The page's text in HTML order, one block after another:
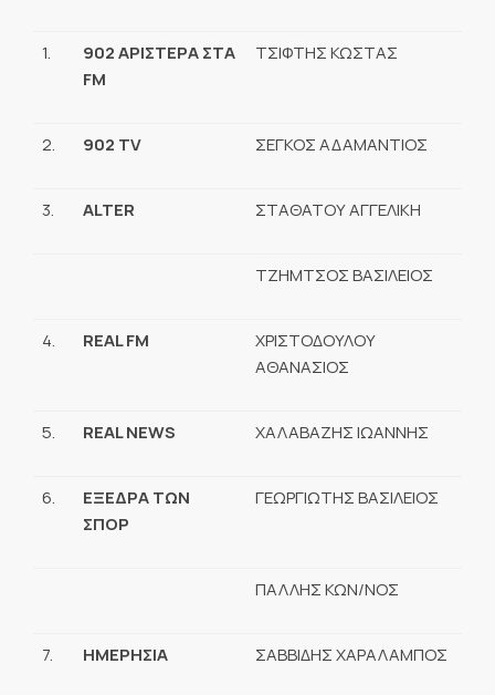
1.
902 ΑΡΙΣΤΕΡΑ ΣΤΑ
FM
ΤΣΙΦΤΗΣ ΚΩΣΤΑΣ
2. 902 TV ΣΕΓΚΟΣ ΑΔΑΜΑΝΤΙΟΣ
3. ALTER ΣΤΑΘΑΤΟΥ ΑΓΓΕΛΙΚΗ
ΤΖΗΜΤΣΟΣ ΒΑΣΙΛΕΙΟΣ
4. REAL FM
ΧΡΙΣΤΟΔΟΥΛΟΥ
ΑΘΑΝΑΣΙΟΣ
5. REAL NEWS ΧΑΛΑΒΑΖΗΣ ΙΩΑΝΝΗΣ
6.
ΕΞΕΔΡΑ ΤΩΝ
ΣΠΟΡ
ΓΕΩΡΓΙΩΤΗΣ ΒΑΣΙΛΕΙΟΣ
ΠΑΛΛΗΣ ΚΩΝ/ΝΟΣ
7. ΗΜΕΡΗΣΙΑ ΣΑΒΒΙΔΗΣ ΧΑΡΑΛΑΜΠΟΣ